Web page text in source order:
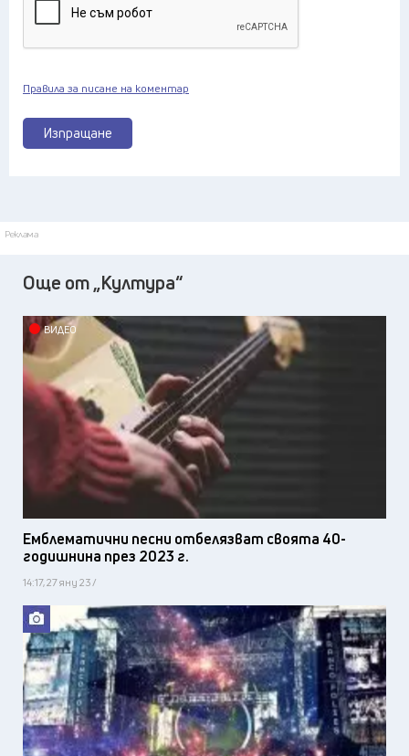
Изпращане
Правила за писане на коментар
Реклама
Още от „Култура“
ВИДЕО
Емблематични песни отбелязват своята 40-
годишнина през 2023 г.
14:17, 27 яну 23 /